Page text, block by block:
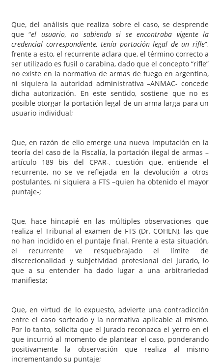
Que, del análisis que realiza sobre el caso, se desprende
que “el usuario, no sabiendo si se encontraba vigente la
credencial correspondiente, tenía portación legal de un rifle”,
frente a esto, el recurrente aclara que, el término correcto a
ser utilizado es fusil o carabina, dado que el concepto “rifle”
no existe en la normativa de armas de fuego en argentina,
ni siquiera la autoridad administrativa –ANMAC- concede
dicha autorización. En este sentido, sostiene que no es
posible otorgar la portación legal de un arma larga para un
usuario individual;
Que, en razón de ello emerge una nueva imputación en la
teoría del caso de la Fiscalía, la portación ilegal de armas –
artículo 189 bis del CPAR-, cuestión que, entiende el
recurrente, no se ve reflejada en la devolución a otros
postulantes, ni siquiera a FTS –quien ha obtenido el mayor
puntaje-;
Que, hace hincapié en las múltiples observaciones que
realiza el Tribunal al examen de FTS (Dr. COHEN), las que
no han incidido en el puntaje final. Frente a esta situación,
el recurrente ve resquebrajado el límite de
discrecionalidad y subjetividad profesional del Jurado, lo
que a su entender ha dado lugar a una arbitrariedad
manifiesta;
Que, en virtud de lo expuesto, advierte una contradicción
entre el caso sorteado y la normativa aplicable al mismo.
Por lo tanto, solicita que el Jurado reconozca el yerro en el
que incurrió al momento de plantear el caso, ponderando
positivamente la observación que realiza al mismo
incrementando su puntaje;